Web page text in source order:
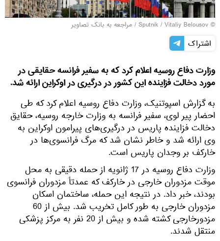
© Sputnik / Vitaliy Belousov
/ مراجعه به بانک تصاویر
اشتراک
وزارت دفاع روسیه اعلام کرد که به سفیر فرانسه حقایقی در
مورد دخالت فزاینده این کشور در درگیری در اوکراین ارائه شد.
به گزارش اسپوتنیک، وزارت دفاع روسیه اعلام کرد که طی
احضار پیر لوی، سفیر فرانسه به وزارت خارجه روسیه، حقایق
دخالت فزاینده پاریس در درگیری‌های پیرامون اوکراین به
وی ارائه شد و خاطر نشان شد که مرگ فرانسوی‌ها در
خارکف بر وجدان پاریس است.
وزارت دفاع روسیه در 17 ژانویه از حمله دقیقی به محل
موقت مزدوران خارجی در خارکف که عمدتاً مزدوران فرانسوی
بودند، خبر داد. در نتیجه این حمله، ساختمان اسکان
مزدوران خارجی به طور کامل تخریب شد. بیش از 60
مزدورخارجی کشته شده و بیش از 20 نفر به مرکز پزشکی
منتقل شدند.